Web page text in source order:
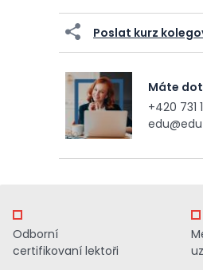
Poslat kurz
Máte
+420 731
Odborní
certifikovaní lektoři